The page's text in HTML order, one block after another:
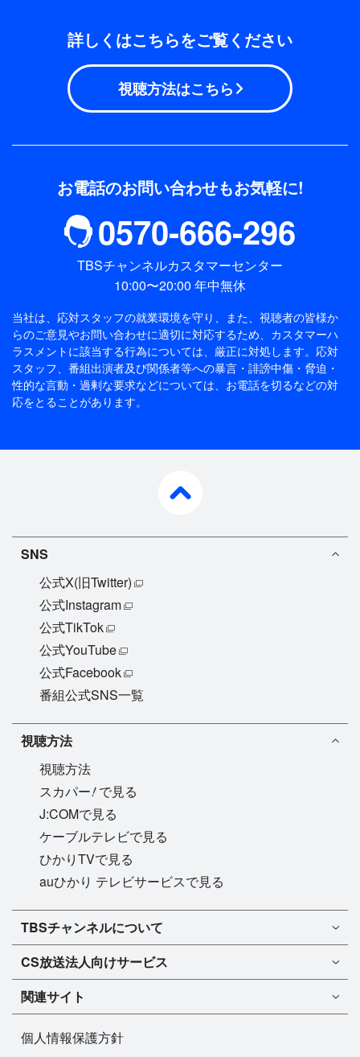
詳しくはこちらをご覧ください
視聴方法はこちら
お電話のお問い合わせもお気軽に!
0570-666-296
TBSチャンネルカスタマーセンター
10:00〜20:00 年中無休
当社は、応対スタッフの就業環境を守り、また、視聴者の皆様か
らのご意見やお問い合わせに適切に対応するため、 カスタマーハ
ラスメントに該当する行為については、厳正に対処します。応対
スタッフ、番組出演者及び関係者等への暴言・誹謗中傷・脅迫・
性的な言動・過剰な要求などについては、お電話を切るなどの対
応をとることがあります。
SNS
公式X(旧Twitter)
公式Instagram
公式TikTok
公式YouTube
公式Facebook
番組公式SNS一覧
視聴方法
視聴方法
スカパー!で見る
J:COMで見る
ケーブルテレビで見る
ひかりTVで見る
auひかり テレビサービスで見る
TBSチャンネル1
TBSチャンネル2
マンスリーガイド［PDF］
TBSチャンネルについて
TBSチャンネルについて
FAQ・よくあるご質問
インフォメーション
プレゼント
CS放送法人向けサービス
法人向けサービスについて
TBSチャンネル1
TBSチャンネル2
今月放送
ドラマ
バラエティ
音楽
関連サイト
BS-TBS
個人情報保護方針